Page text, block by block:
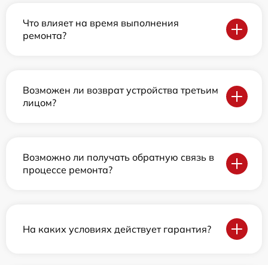
Что влияет на время выполнения
ремонта?
Возможен ли возврат устройства третьим
лицом?
Возможно ли получать обратную связь в
процессе ремонта?
На каких условиях действует гарантия?